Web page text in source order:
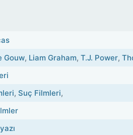
Gouw, Liam Graham, T.J. Power,
, Suç Filmleri,